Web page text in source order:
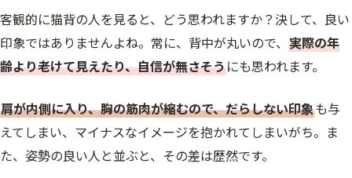
客観的に猫背の人を見ると、どう思われますか？決して、良い
印象ではありませんよね。常に、背中が丸いので、 実際の年
齢より老けて見えたり、自信が無さそうにも思われます。
肩が内側に入り、胸の筋肉が縮むので、だらしない印象も与
えてしまい、マイナスなイメージを抱かれてしまいがち。ま
た、姿勢の良い人と並ぶと、その差は歴然です。